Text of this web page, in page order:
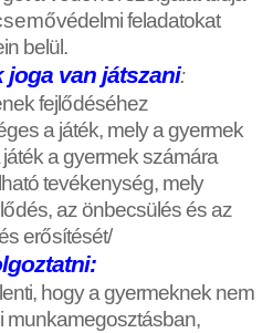
ővédelmi feladatokat
belül.
van játszani:
fejlődéséhez
a játék, mely a gyermek
a gyermek számára
tevékenység, mely
ődés, az önbecsülés és az
erősítését/
hogy a gyermeknek nem
munkamegosztásban,